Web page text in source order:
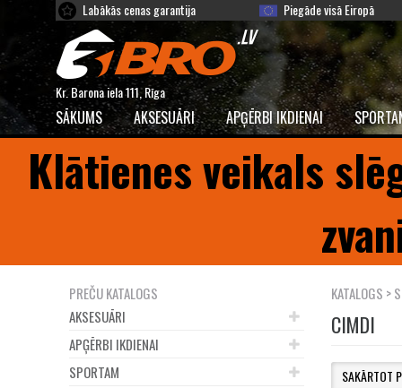
Labākās cenas garantija Piegāde visā Eiropā
Kr. Barona iela 111, Rīga
SĀKUMS AKSESUĀRI APĢĒRBI IKDIENAI
Klātienes veikals
PREČU KATALOGS
AKSESUĀRI
APĢĒRBI IKDIENAI
SPORTAM
KATALOGS >
CIMDI